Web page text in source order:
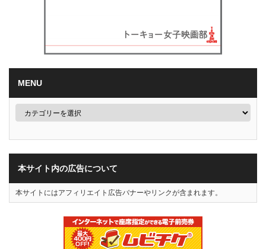
MENU
本サイト内の広告について
本サイトにはアフィリエイト広告バナーやリンクが含まれます。